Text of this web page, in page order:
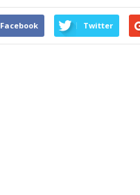
Facebook Twitter